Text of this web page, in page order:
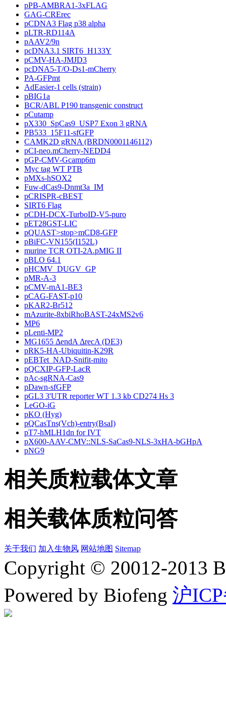
pPB-AMBRA1-3xFLAG
GAG-CRErec
pCDNA3 Flag p38 alpha
pLTR-RD114A
pAAV2/9n
pcDNA3.1 SIRT6_H133Y
pCMV-HA-JMJD3
pcDNA5-T/O-Ds1-mCherry
PA-GFPmt
AdEasier-1 cells (strain)
pBIG1a
BCR/ABL P190 transgenic construct
pCutamp
pX330_SpCas9_USP7 Exon 3 gRNA
PB533_15F11-sfGFP
CAMK2D gRNA (BRDN0001146112)
pCI-neo.mCherry-NEDD4
pGP-CMV-Gcamp6m
Myc tag WT PTB
pMXs-hSOX2
Fuw-dCas9-Dnmt3a_IM
pCRISPR-cBEST
SIRT6 Flag
pCDH-DCX-TurboID-V5-puro
pET28GST-LIC
pQUAST>stop>mCD8-GFP
pBiFC-VN155(I152L)
murine TCR OTI-2A.pMIG II
pBLO 64.1
pHCMV_DUGV_GP
pMR-A-3
pCMV-mA1-BE3
pCAG-FAST-p10
pKAR2-Br512
mAzurite-8xbiRhoBAST-24xMS2v6
MP6
pLenti-MP2
MG1655 ΔendA ΔrecA (DE3)
pRK5-HA-Ubiquitin-K29R
pEBTet_NAD-Snifit-mito
pQCXIP-GFP-LacR
pAc-sgRNA-Cas9
pDawn-sfGFP
pGL3 3'UTR reporter WT 1.3 kb CD274 Hs 3
LeGO-iG
pKO (Hyg)
pQCasTns(Vch)-entry(BsaI)
pT7-hMLH1dn for IVT
pX600-AAV-CMV::NLS-SaCas9-NLS-3xHA-bGHpA
pNG9
相关质粒载体文章
相关载体质粒问答
关于我们 加入生物风 网站地图 Sitemap
Copyright © 20012-2013
Powered by Biofeng 沪